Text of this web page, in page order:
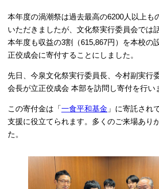
本年度の渦潮祭は過去最高の6200人以上も
いただきましたが、文化祭実行委員会では
本年度も収益の3割（615,867円）を本校の
正佼成会に寄付することにしました。
先日、今泉文化祭実行委員長、今村副実行
会長が立正佼成会 本部を訪問し寄付を行い
この寄付金は「一食平和基金 」に寄託され
支援に役立てられます。多くのご来場あり
た。